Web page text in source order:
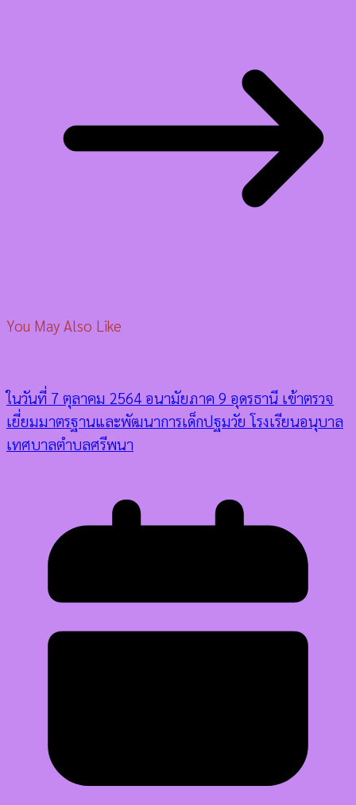
You May Also Like
ในวันที่ 7 ตุลาคม 2564 อนามัยภาค 9 อุดรธานี เข้าตรวจ
เยี่ยมมาตรฐานและพัฒนาการเด็กปฐมวัย โรงเรียนอนุบาล
เทศบาลตำบลศรีพนา